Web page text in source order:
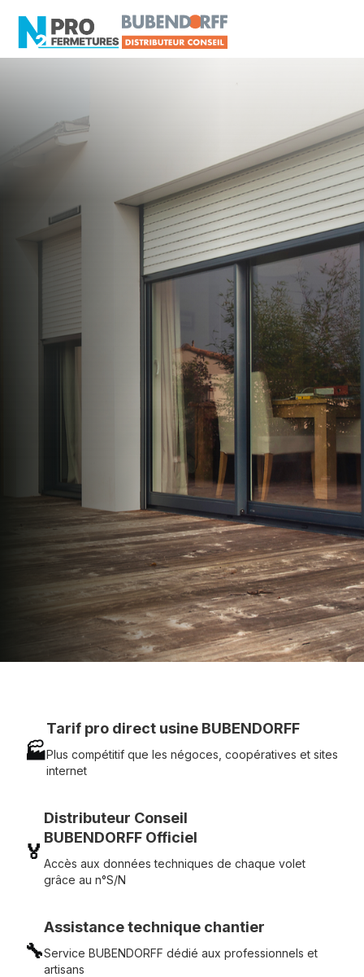
Distributeur en volets
roulants Somfy
Châteauneuf-sur-
Artisan, Menuisier, TPE ou PME proche de
Châteauneuf-sur-Sarthe ?
N2PRO Fermetures est votre référent Distributeur
en volets roulants Somfy officiel pour vous
apporter : Tarifs directs usines sans minimum
d'achat - Assistance technique chantier et
service réactif avec simplicité.
07 83 35 69 17
MON DEVIS MOTEUR
Voir tous nos produits
🏭
Tarif pro direct usine BUBENDORFF
Plus compétitif que les négoces, coopératives et sites
internet
🏅
Distributeur Conseil
BUBENDORFF Officiel
Accès aux données techniques de chaque volet
grâce au n°S/N
🔧
Assistance technique chantier
Service BUBENDORFF dédié aux professionnels et
artisans